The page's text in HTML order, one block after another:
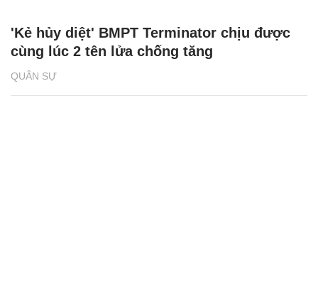
QUÂN SỰ
'Kẻ hủy diệt' BMPT Terminator chịu được
cùng lúc 2 tên lửa chống tăng